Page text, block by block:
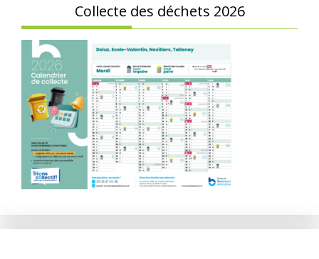
Collecte des déchets 2026